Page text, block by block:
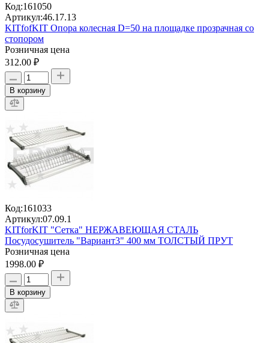
Код:161050
Артикул:46.17.13
KITfofKIT Опора колесная D=50 на площадке прозрачная со
стопором
Розничная цена
312.00 ₽
В корзину
Код:161033
Артикул:07.09.1
KITforKIT "Сетка" НЕРЖАВЕЮЩАЯ СТАЛЬ
Посудосушитель "Вариант3" 400 мм ТОЛСТЫЙ ПРУТ
Розничная цена
1998.00 ₽
В корзину